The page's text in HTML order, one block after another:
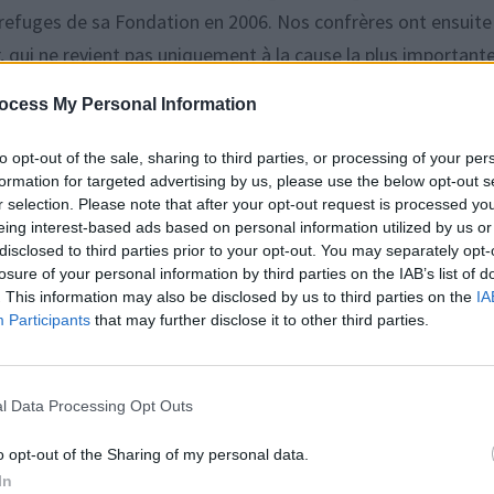
My Personal Information
opt-out of the sale, sharing to third parties, or processing of your
for targeted advertising by us, please use the below opt-out
selection. Please note that after your opt-out request is processed
interest-based ads based on personal information utilized by us
to third parties prior to your opt-out. You may separately
of your personal information by third parties on the IAB’s list of
This information may also be disclosed by us to third parties on the
Participants that may further disclose it to other third parties.
Data Processing Opt Outs
opt-out of the Sharing of my personal data.
de sa Fondation en 2006. Nos confrères ont ensuite
ne revient pas uniquement à la cause la plus
la valeur du patrimoine de sa mère. Cela inclut
été léguée à sa Fondation. Guyslaine Calmels-
à faire une mise au point en assurant que« ce ne sera
financière et immobilière.« On se tutoie avec son fils, on
ont été faits et tout est déjà presque prêt »,a-t-elle
et organisée pour que chacune des deux parts soit